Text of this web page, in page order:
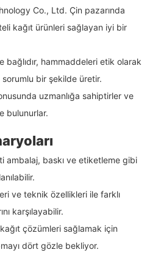
Co., Ltd. Çin pazarında
kağıt ürünleri sağlayan iyi bir
bağlıdır, hammaddeleri etik olarak
bir şekilde üretir.
uzmanlığa sahiptirler ve
bulunurlar.
ambalaj, baskı ve etiketleme gibi
ve teknik özellikleri ile farklı
karşılayabilir.
çözümleri sağlamak için
dört gözle bekliyor.